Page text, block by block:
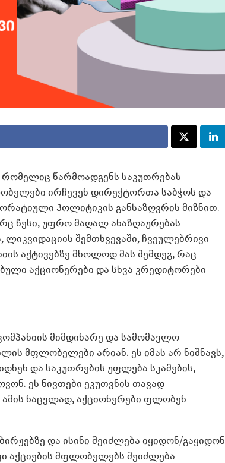
წარმოადგენს საკუთრებას
ირჩევენ დირექტორთა საბჭოს და
პოლიტიკის განსაზღვრის მიზნით.
წესი, უფრო მაღალ ანაზღაურებას
შემთხვევაში, ჩვეულებრივი
აქტივებზე მხოლოდ მას შემდეგ, რაც
აქციონერები და სხვა კრედიტორები
მიმდინარე და სამომავლო
მფლობელები არიან. ეს იმას არ ნიშნავს,
და საკუთრების უფლება სკამების,
ეს ნივთები ეკუთვნის თავად
ნაცვლად, აქციონერები ფლობენ
და ისინი შეიძლება იყიდონ/გაყიდონ
აქციების მფლობელებს შეიძლება